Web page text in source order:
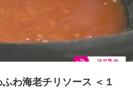
わ海老チリソース ＜１